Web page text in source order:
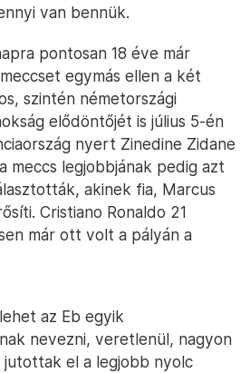
van bennük.
pontosan 18 éve már
egymás ellen a két
szintén németországi
elődöntőjét is július 5-én
nyert Zinedine Zidane
meccs legjobbjának pedig azt
akinek fia, Marcus
Cristiano Ronaldo 21
már ott volt a pályán a
az Eb egyik
nevezni, veretlenül, nagyon
jutottak el a legjobb nyolc